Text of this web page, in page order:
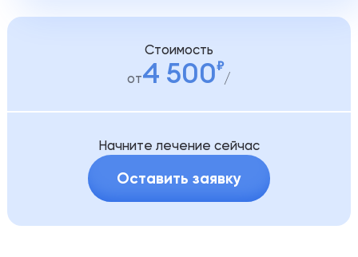
Стоимость
от4 500
Начните лечение сейчас
Оставить заявку